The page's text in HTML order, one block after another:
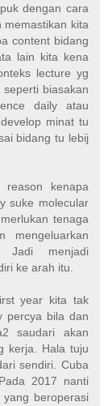
dengan cara
memastikan kita
content bidang
lain kita kena
lecture yg
biasakan
daily atau
minat tu
bidang tu lebij
reason kenapa
suke molecular
tenaga
mengeluarkan
Jadi menjadi
ke arah itu.
year kita tak
percya bila dan
saudari akan
kerja. Hala tuju
sendiri. Cuba
2017 nanti
beroperasi